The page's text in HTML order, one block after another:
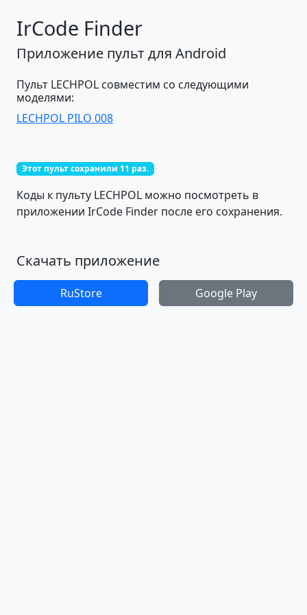
IrCode Finder
Приложение пульт для Android
Пульт LECHPOL совместим со следующими
моделями:
LECHPOL PILO 008
Этот пульт сохранили 11 раз.
Коды к пульту LECHPOL можно посмотреть в
приложении IrCode Finder после его сохранения.
Скачать приложение
RuStore Google Play